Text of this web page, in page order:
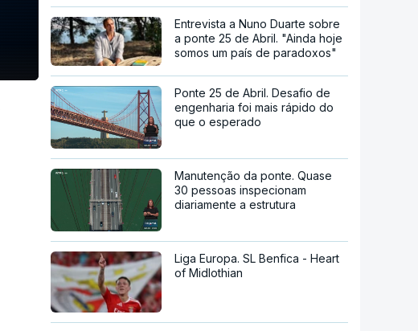
Entrevista a Nuno Duarte sobre
a ponte 25 de Abril. "Ainda hoje
somos um país de paradoxos"
Ponte 25 de Abril. Desafio de
engenharia foi mais rápido do
que o esperado
Manutenção da ponte. Quase
30 pessoas inspecionam
diariamente a estrutura
Liga Europa. SL Benfica - Heart
of Midlothian